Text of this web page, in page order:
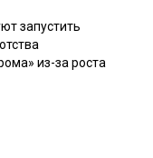
запустить
из-за роста